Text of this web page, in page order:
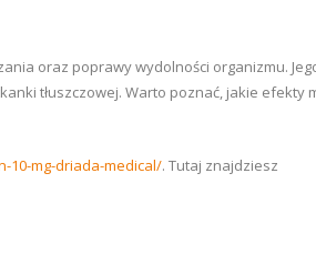
oraz poprawy wydolności organizmu.
tłuszczowej. Warto poznać, jakie efekty
mg-driada-medical/. Tutaj znajdziesz